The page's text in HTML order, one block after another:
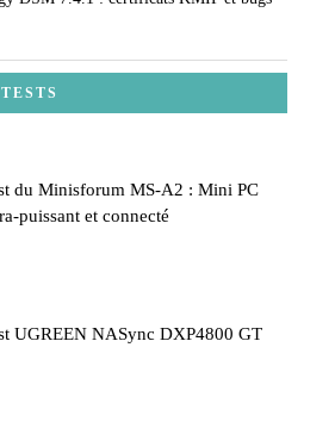
du Minisforum MS-A2 : Mini PC
puissant et connecté
UGREEN NASync DXP4800 GT